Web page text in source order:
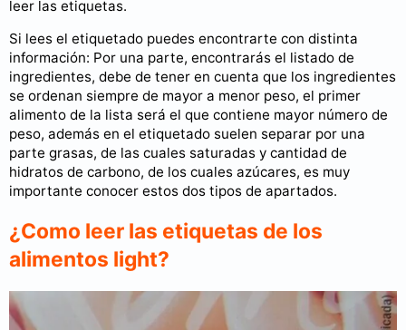
leer las etiquetas.
Si lees el etiquetado puedes encontrarte con distinta
información: Por una parte, encontrarás el listado de
ingredientes, debe de tener en cuenta que los ingredientes
se ordenan siempre de mayor a menor peso, el primer
alimento de la lista será el que contiene mayor número de
peso, además en el etiquetado suelen separar por una
parte grasas, de las cuales saturadas y cantidad de
hidratos de carbono, de los cuales azúcares, es muy
importante conocer estos dos tipos de apartados.
¿Como leer las etiquetas de los
alimentos light?